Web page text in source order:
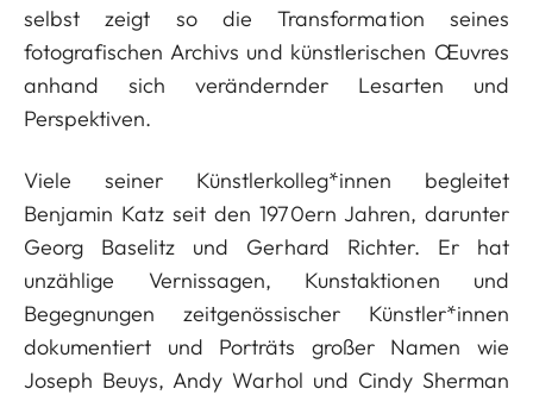
selbst zeigt so die Transformation seines
fotografischen Archivs und künstlerischen Œuvres
anhand sich verändernder Lesarten und
Perspektiven.
Viele seiner Künstlerkolleg*innen begleitet
Benjamin Katz seit den 1970ern Jahren, darunter
Georg Baselitz und Gerhard Richter. Er hat
unzählige Vernissagen, Kunstaktionen und
Begegnungen zeitgenössischer Künstler*innen
dokumentiert und Porträts großer Namen wie
Joseph Beuys, Andy Warhol und Cindy Sherman